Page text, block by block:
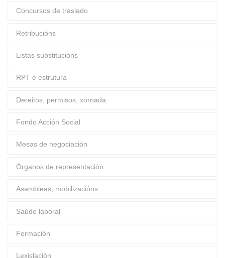
Concursos de traslado
Retribucións
Listas substitucións
RPT e estrutura
Dereitos, permisos, xornada
Fondo Acción Social
Mesas de negociación
Órganos de representación
Asambleas, mobilizacións
Saúde laboral
Formación
Lexislación